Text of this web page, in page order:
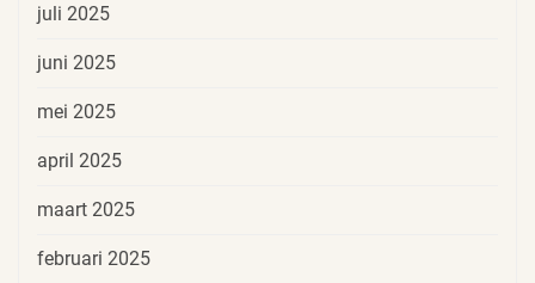
juli 2025
juni 2025
mei 2025
april 2025
maart 2025
februari 2025